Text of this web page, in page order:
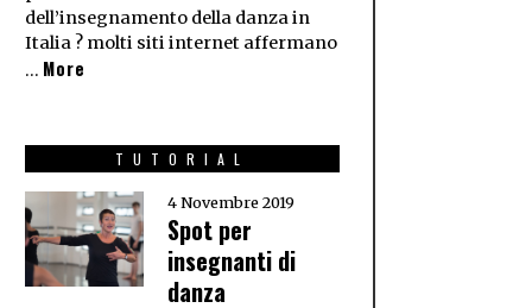
dell’insegnamento della danza in
Italia ? molti siti internet affermano
… More
TUTORIAL
4 Novembre 2019
Spot per
insegnanti di
danza